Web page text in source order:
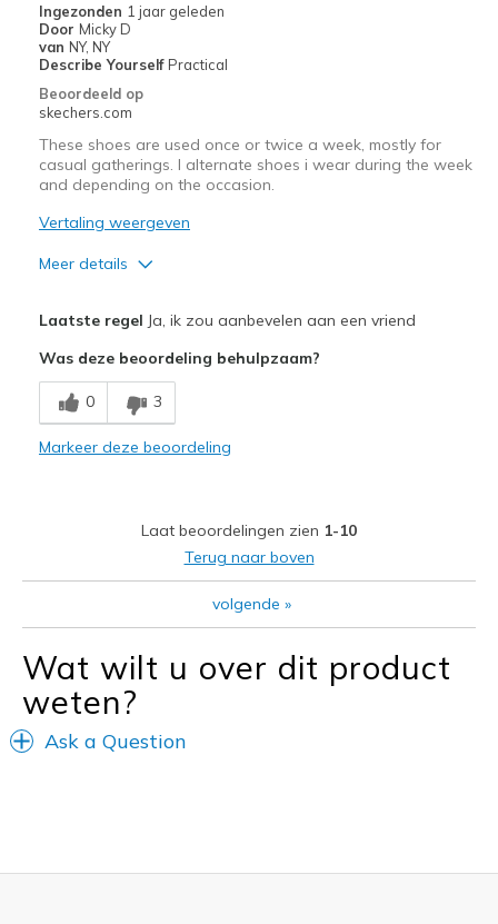
Travel
View On Shoes
Ingezonden 1 jaar geleden
Door Micky D
van NY, NY
Describe Yourself Practical
Beoordeeld op
skechers.com
These shoes are used once or twice a week, mostly for
casual gatherings. I alternate shoes i wear during the week
and depending on the occasion.
Vertaling weergeven
Meer details
Stylish
Beste toepassingen
Casual Wear
Feels true to size
Shoes are for Wearing
Laatste regel Ja, ik zou aanbevelen aan een vriend
Was deze beoordeling behulpzaam?
0 3
Markeer deze beoordeling
Laat beoordelingen zien 1-10
Terug naar boven
volgende »
Wat wilt u over dit product
weten?
Ask a Question